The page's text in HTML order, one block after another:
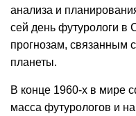
анализа и
сей день футурологи
прогнозам, связанным
планеты.
В конце 1960-х в мире
масса футурологов и